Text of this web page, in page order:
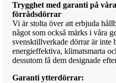
Trygghet med garanti på
förrådsdörrar
Vi är stolta över att erbjuda
något som också märks i våra
svensktillverkade dörrar är inte
energieffektiva, klimatsmarta
dessutom få dem designade
Garanti ytterdörrar: